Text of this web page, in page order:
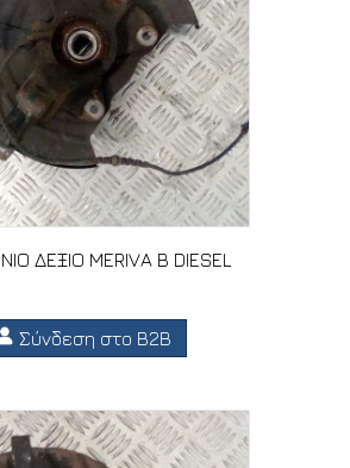
ΔΕΞΙΟ MERIVA B DIESEL
Σύνδεση στο B2B